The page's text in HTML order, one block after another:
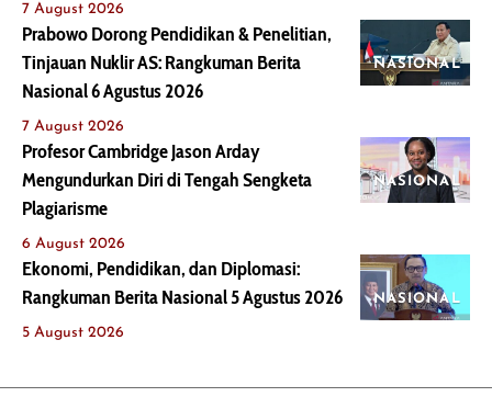
7 August 2026
NASIONAL
Prabowo Dorong Pendidikan & Penelitian,
Tinjauan Nuklir AS: Rangkuman Berita
Nasional 6 Agustus 2026
7 August 2026
NASIONAL
Profesor Cambridge Jason Arday
Mengundurkan Diri di Tengah Sengketa
Plagiarisme
6 August 2026
NASIONAL
Ekonomi, Pendidikan, dan Diplomasi:
Rangkuman Berita Nasional 5 Agustus 2026
5 August 2026